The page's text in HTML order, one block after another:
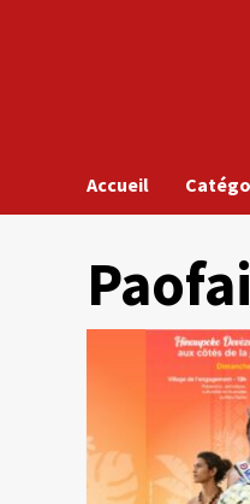
Accueil
Paofai